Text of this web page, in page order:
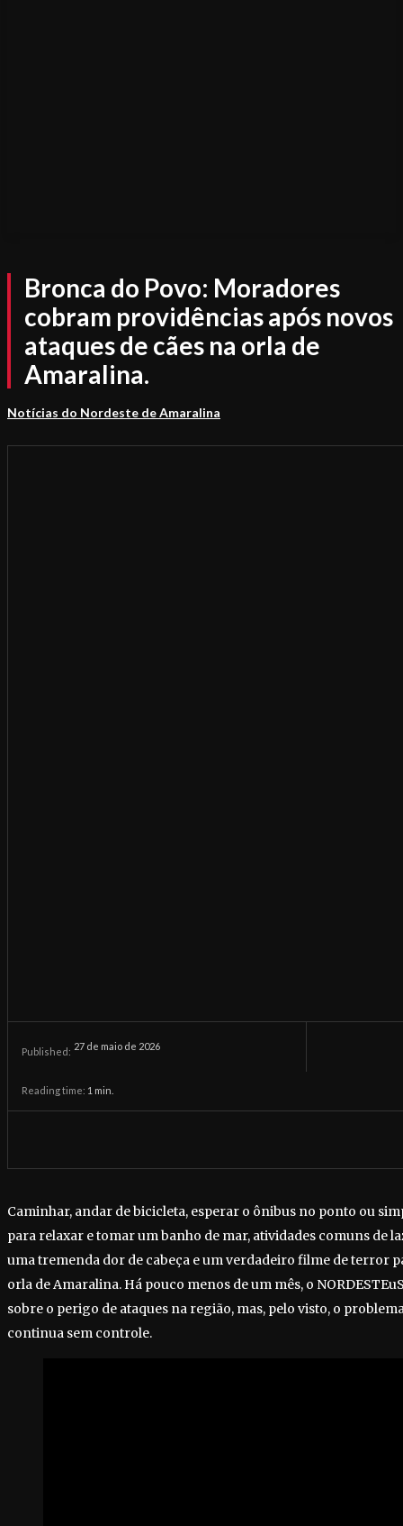
Bronca do Povo: Moradores
cobram providências após novos
ataques de cães na orla de
Amaralina.
Notícias do Nordeste de Amaralina
Published: 27 de maio de 2026
Reading time: 1 min.
Caminhar, andar de bicicleta, esperar o ônibus no ponto ou
para relaxar e tomar um banho de mar, atividades comuns de
uma tremenda dor de cabeça e um verdadeiro filme de terror
orla de Amaralina. Há pouco menos de um mês, o
sobre o perigo de ataques na região, mas, pelo visto, o
continua sem controle.